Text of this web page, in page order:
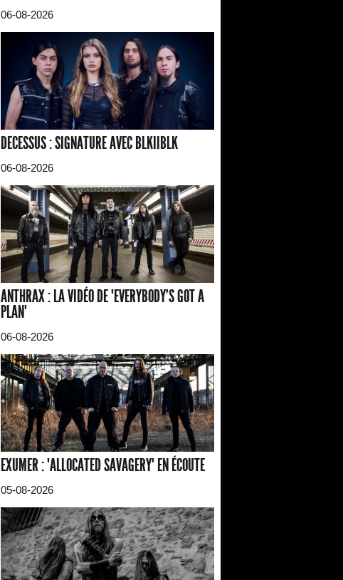
06-08-2026
DECESSUS : SIGNATURE AVEC BLKIIBLK
06-08-2026
ANTHRAX : LA VIDÉO DE "EVERYBODY'S GOT A
PLAN"
06-08-2026
EXUMER : "ALLOCATED SAVAGERY" EN ÉCOUTE
05-08-2026